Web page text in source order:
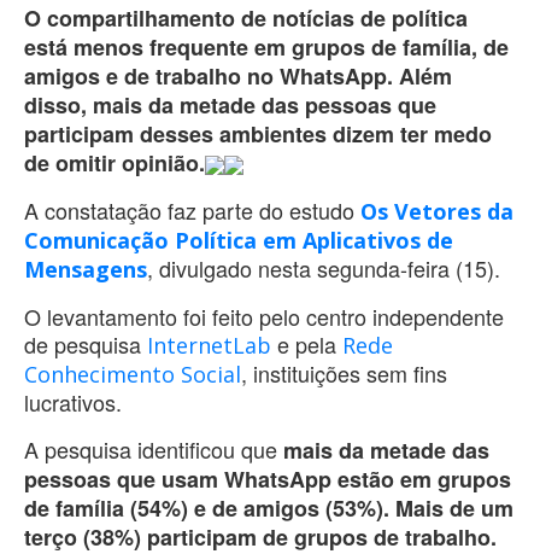
O compartilhamento de notícias de política
está menos frequente em grupos de família, de
amigos e de trabalho no WhatsApp. Além
disso, mais da metade das pessoas que
participam desses ambientes dizem ter medo
de omitir opinião.
A constatação faz parte do estudo Os Vetores da
Comunicação Política em Aplicativos de
Mensagens, divulgado nesta segunda-feira (15).
O levantamento foi feito pelo centro independente
de pesquisa InternetLab e pela Rede
Conhecimento Social, instituições sem fins
lucrativos.
A pesquisa identificou que mais da metade das
pessoas que usam WhatsApp estão em grupos
de família (54%) e de amigos (53%). Mais de um
terço (38%) participam de grupos de trabalho.